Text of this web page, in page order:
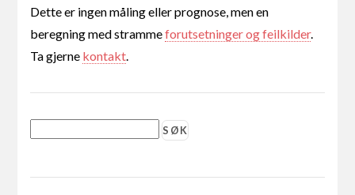
Dette er ingen måling eller prognose, men en
beregning med strammeforutsetninger og feilkilder.
Ta gjerne kontakt.